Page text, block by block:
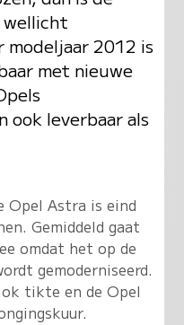
wellicht
modeljaar 2012 is
met nieuwe
ook leverbaar als
Opel Astra is eind
Gemiddeld gaat
omdat het op de
gemoderniseerd.
tikte en de Opel